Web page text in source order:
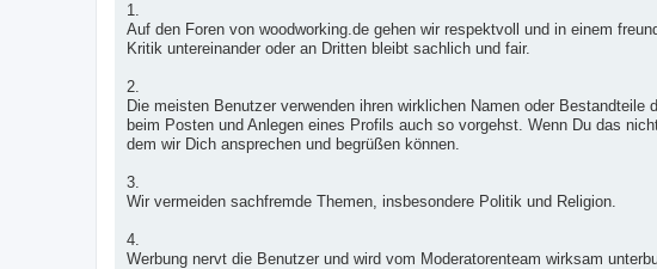
1.
Auf den Foren von woodworking.de gehen wir respektvoll und in einem
Kritik untereinander oder an Dritten bleibt sachlich und fair.
2.
Die meisten Benutzer verwenden ihren wirklichen Namen oder
beim Posten und Anlegen eines Profils auch so vorgehst. Wenn Du das
dem wir Dich ansprechen und begrüßen können.
3.
Wir vermeiden sachfremde Themen, insbesondere Politik und Religion.
4.
Werbung nervt die Benutzer und wird vom Moderatorenteam wirksam